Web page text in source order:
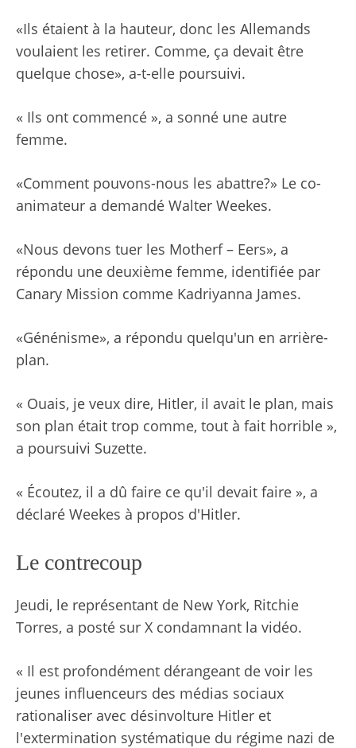
«Ils étaient à la hauteur, donc les Allemands
voulaient les retirer. Comme, ça devait être
quelque chose», a-t-elle poursuivi.
« Ils ont commencé », a sonné une autre
femme.
«Comment pouvons-nous les abattre?» Le co-
animateur a demandé Walter Weekes.
«Nous devons tuer les Motherf – Eers», a
répondu une deuxième femme, identifiée par
Canary Mission comme Kadriyanna James.
«Génénisme», a répondu quelqu'un en arrière-
plan.
« Ouais, je veux dire, Hitler, il avait le plan, mais
son plan était trop comme, tout à fait horrible »,
a poursuivi Suzette.
« Écoutez, il a dû faire ce qu'il devait faire », a
déclaré Weekes à propos d'Hitler.
Le contrecoup
Jeudi, le représentant de New York, Ritchie
Torres, a posté sur X condamnant la vidéo.
« Il est profondément dérangeant de voir les
jeunes influenceurs des médias sociaux
rationaliser avec désinvolture Hitler et
l'extermination systématique du régime nazi de